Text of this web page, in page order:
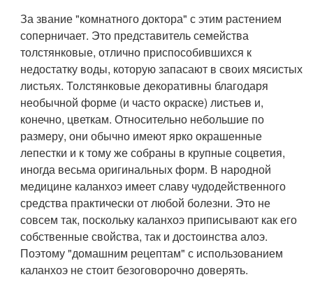
За звание "комнатного доктора" с этим растением
соперничает. Это представитель семейства
толстянковые, отлично приспособившихся к
недостатку воды, которую запасают в своих мясистых
листьях. Толстянковые декоративны благодаря
необычной форме (и часто окраске) листьев и,
конечно, цветкам. Относительно небольшие по
размеру, они обычно имеют ярко окрашенные
лепестки и к тому же собраны в крупные соцветия,
иногда весьма оригинальных форм. В народной
медицине каланхоэ имеет славу чудодейственного
средства практически от любой болезни. Это не
совсем так, поскольку каланхоэ приписывают как его
собственные свойства, так и достоинства алоэ.
Поэтому "домашним рецептам" с использованием
каланхоэ не стоит безоговорочно доверять.